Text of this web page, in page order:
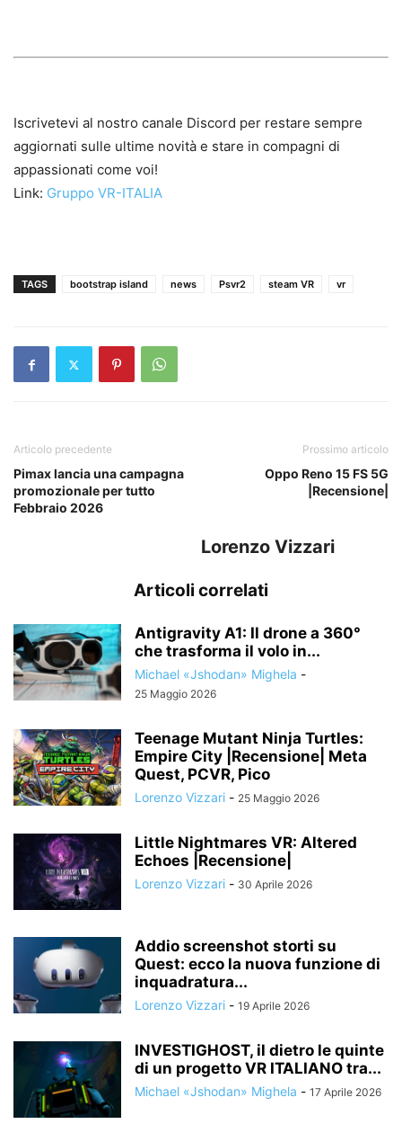
Iscrivetevi al nostro canale Discord per restare sempre
aggiornati sulle ultime novità e stare in compagni di
appassionati come voi!
Link: Gruppo VR-ITALIA
TAGS bootstrap island news Psvr2 steam VR vr
Articolo precedente
Pimax lancia una campagna
promozionale per tutto
Febbraio 2026
Prossimo articolo
Oppo Reno 15 FS 5G
|Recensione|
Lorenzo Vizzari
Articoli correlati
Antigravity A1: Il drone a 360°
che trasforma il volo in...
Michael «Jshodan» Mighela -
25 Maggio 2026
Teenage Mutant Ninja Turtles:
Empire City |Recensione| Meta
Quest, PCVR, Pico
Lorenzo Vizzari - 25 Maggio 2026
Little Nightmares VR: Altered
Echoes |Recensione|
Lorenzo Vizzari - 30 Aprile 2026
Addio screenshot storti su
Quest: ecco la nuova funzione di
inquadratura...
Lorenzo Vizzari - 19 Aprile 2026
INVESTIGHOST, il dietro le quinte
di un progetto VR ITALIANO tra...
Michael «Jshodan» Mighela - 17 Aprile 2026